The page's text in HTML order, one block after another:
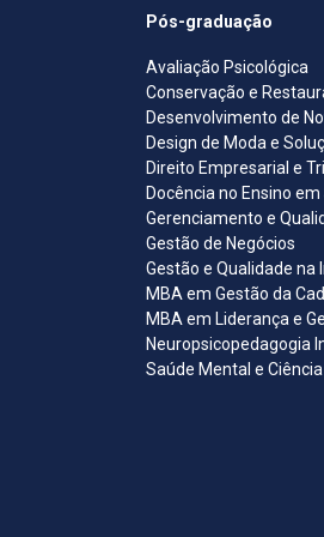
Pós-graduação
Avaliação Psicológica
Conservação e
Desenvolvimento de
Design de Moda e
Direito Empresarial e
Docência no Ensino
Gerenciamento e
Gestão de Negócios
Gestão e Qualidade na
MBA em Gestão da
MBA em Liderança e
Neuropsicopedagogia
Saúde Mental e